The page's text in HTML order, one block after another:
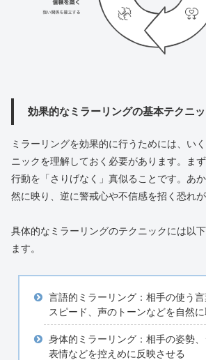
効果的なミラーリングの基本テクニッ
ミラーリングを効果的に行うためには、い
ニックを理解しておく必要があります。ま
行動を「さりげなく」真似ることです。あ
然に映り、逆に警戒心や不信感を招く恐れが
具体的なミラーリングのテクニックには以
ます。
言語的ミラーリング：相手の使う
スピード、声のトーンなどを自然
身体的ミラーリング：相手の姿勢、
表情などを控えめに反映させる